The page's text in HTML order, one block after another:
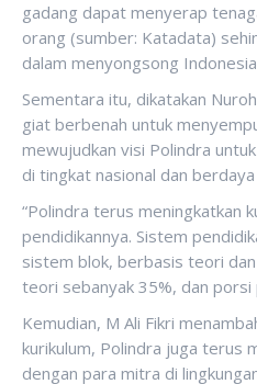
gadang dapat menyerap
orang (sumber: Katadata)
dalam menyongsong
Sementara itu, dikatakan
giat berbenah untuk
mewujudkan visi Polindra
di tingkat nasional dan
“Polindra terus meningkatkan
pendidikannya. Sistem
sistem blok, berbasis teori
teori sebanyak 35%, dan porsi
Kemudian, M Ali Fikri
kurikulum, Polindra juga terus
dengan para mitra di